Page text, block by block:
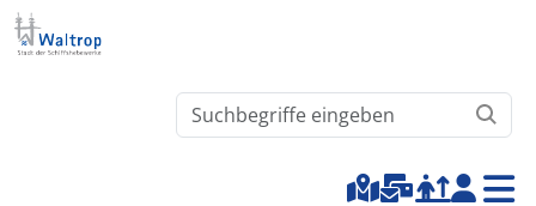
Direkt zum Inhalt
Waltrop.de durchsuchen
Top-Menu